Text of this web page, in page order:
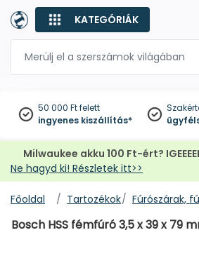
KATEGÓRIÁK
50 000 Ft felett
ingyenes kiszállítás*
Milwaukee akku 100 Ft-ért?
Ne hagyd ki! Részletek itt>>
Főoldal Tartozékok Fúrószárak,
Bosch HSS fémfúró 3,5 x 39 x 79